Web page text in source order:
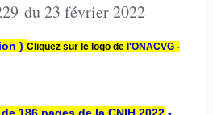
du 23 février 2022
) Cliquez sur le logo de l'ONACVG -